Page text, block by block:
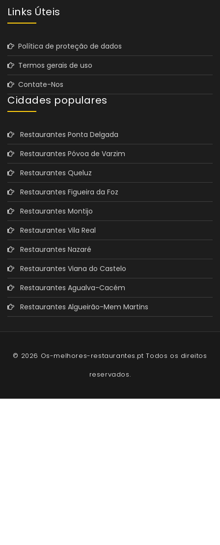
Links Úteis
Política de proteção de dados
Termos gerais de uso
Contate-Nos
Cidades populares
Restaurantes Ponta Delgada
Restaurantes Póvoa de Varzim
Restaurantes Queluz
Restaurantes Figueira da Foz
Restaurantes Montijo
Restaurantes Vila Real
Restaurantes Nazaré
Restaurantes Viana do Castelo
Restaurantes Agualva-Cacém
Restaurantes Algueirão-Mem Martins
© 2026 Os-melhores-restaurantes.pt Todos os direitos
reservados.